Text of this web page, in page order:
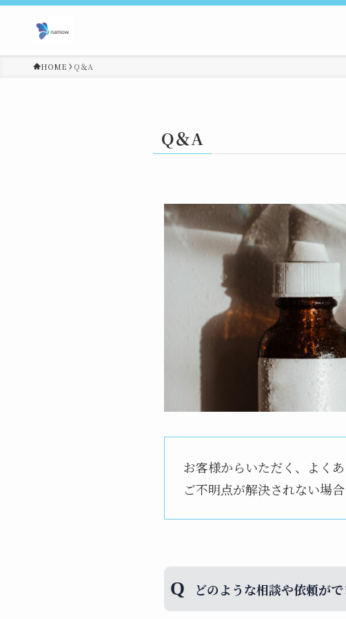
HOME Q＆A
Q＆A
お客様からいただく、よく
ご不明点が解決されない場合
どのような相談や依頼が